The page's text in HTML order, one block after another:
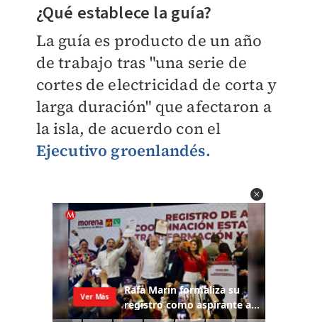
¿Qué establece la guía?
La guía es producto de un año
de trabajo tras "una serie de
cortes de electricidad de corta y
larga duración" que afectaron a
la isla, de acuerdo con el
Ejecutivo groenlandés.